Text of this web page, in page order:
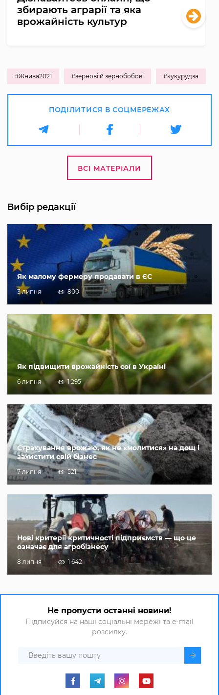
збирають аграрії та яка
врожайність культур
#Жнива2021 #зернові й зернобобові #кукурудза
ПОДІЛИТИСЯ В СОЦМЕРЕЖАХ
ВСІ МАТЕРІАЛИ
Вибір редакції
Як малому фермеру продавати в ЄС
3 липня 800
Як підвищити врожайність сої в Україні
6 липня 1 295
Страхування врожаю, як не «молитися» на дощ і
захистити свій бізнес
7 липня 521
Нові критерії критичності підприємств — що це
означає для агробізнесу
8 липня 1 642
Не пропусти останні новини!
Підписуйся на наші соціальні мережі та e-mail
розсилку.